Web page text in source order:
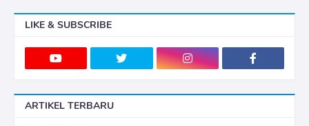
LIKE & SUBSCRIBE
ARTIKEL TERBARU